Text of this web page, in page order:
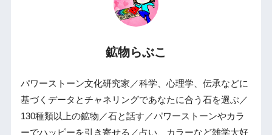
鉱物らぶこ
パワーストーン文化研究家／科学、心理学、伝承などに
基づくデータとチャネリングであなたに合う石を選ぶ／
130種類以上の鉱物／石と話す／パワーストーンやカラ
ーでハッピーを引き寄せる／占い、カラーなど雑学大好